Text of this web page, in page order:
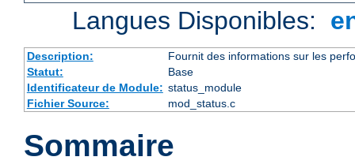
Langues Disponibles:
Description:
Fournit des informations sur les
Statut:
Base
Identificateur de Module: status_module
Fichier Source:
mod_status.c
Sommaire